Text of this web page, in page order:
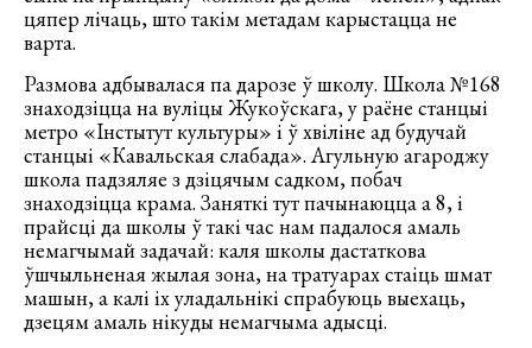
цяпер лічаць, што такім метадам карыстацца не
варта.
Размова адбывалася па дарозе ў школу. Школа №168
знаходзіцца на вуліцы Жукоўскага, у раёне станцыі
метро «Інстытут культуры» і ў хвіліне ад будучай
станцыі «Кавальская слабада». Агульную агароджу
школа падзяляе з дзіцячым садком, побач
знаходзіцца крама. Заняткі тут пачынаюцца а 8, і
прайсці да школы ў такі час нам падалося амаль
немагчымай задачай: каля школы дастаткова
ўшчыльненая жылая зона, на тратуарах стаіць шмат
машын, а калі іх уладальнікі спрабуюць выехаць,
дзецям амаль нікуды немагчыма адысці.